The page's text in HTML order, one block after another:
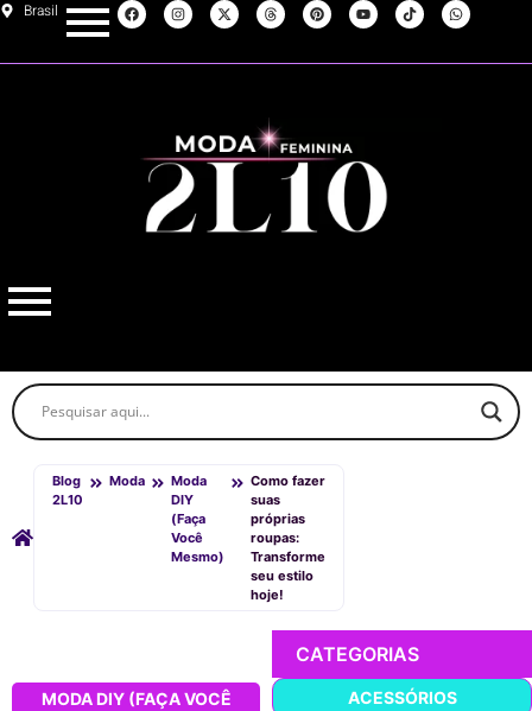
Brasil
Blog
2L10
Moda
Moda
DIY
(Faça
Você
Mesmo)
Como fazer
suas
próprias
roupas:
Transforme
seu estilo
hoje!
MODA DIY (FAÇA VOCÊ
CATEGORIAS
ACESSÓRIOS